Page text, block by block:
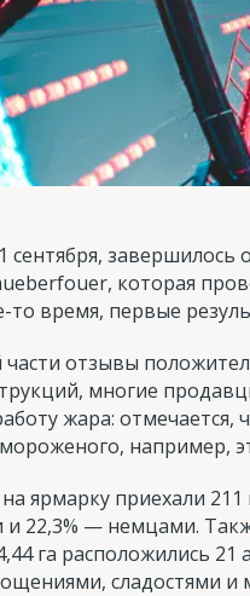
сентября,
которая
то время, первые
отзывы
многие
жара:
например,
ярмарку приехали
22,3% — немцами.
га расположились 21
сладостями